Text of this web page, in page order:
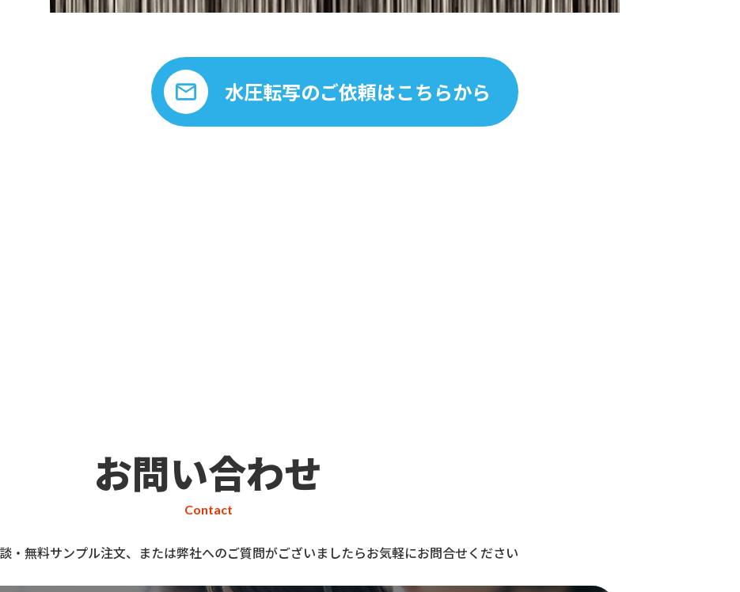
水圧転写のご依頼はこちらから
お問い合わせ
Contact
・無料サンプル注文、または弊社へのご質問がございましたらお気軽にお問合せください